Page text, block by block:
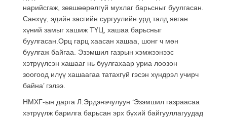
нарийсгаж, зөвшөөрөлгүй мухлаг барьсныг буулгасан.
Санхүү, эдийн засгийн сургуулийн урд талд явган
хүний замыг хашиж ТҮЦ, хашаа барьсныг
буулгасан.Орц гарц хаасан хашаа, шонг ч мөн
буулгаж байгаа. Эзэмшил газрын хэмжээнээс
хэтрүүлсэн хашааг нь буулгахаар уриа лоозон
зоогоод илүү хашаагаа татахгүй гэсэн хүндрэл учирч
байна’ гэлээ.
НМХГ-ын дарга Л.Эрдэнэчулуун ‘Эзэмшил газраасаа
хэтрүүлж барилга барьсан эрх бүхий байгууллагуудад